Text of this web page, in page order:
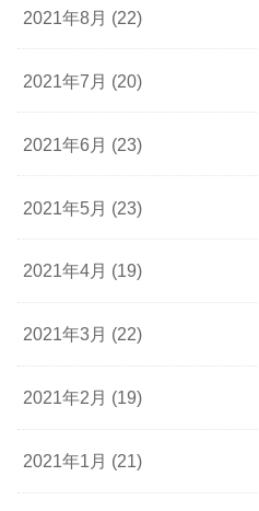
2021年8月 (22)
2021年7月 (20)
2021年6月 (23)
2021年5月 (23)
2021年4月 (19)
2021年3月 (22)
2021年2月 (19)
2021年1月 (21)